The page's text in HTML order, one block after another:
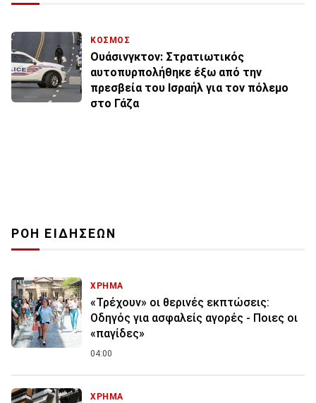
ΚΟΣΜΟΣ
Ουάσινγκτον: Στρατιωτικός
αυτοπυρπολήθηκε έξω από την
πρεσβεία του Ισραήλ για τον πόλεμο
στο Γάζα
ΡΟΗ ΕΙΔΗΣΕΩΝ
ΧΡΗΜΑ
«Τρέχουν» οι θερινές εκπτώσεις:
Οδηγός για ασφαλείς αγορές - Ποιες οι
«παγίδες»
04:00
ΧΡΗΜΑ